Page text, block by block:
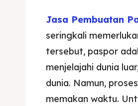
Jasa Pembuatan
seringkali
tersebut, paspor
menjelajahi dunia
dunia. Namun,
memakan waktu.